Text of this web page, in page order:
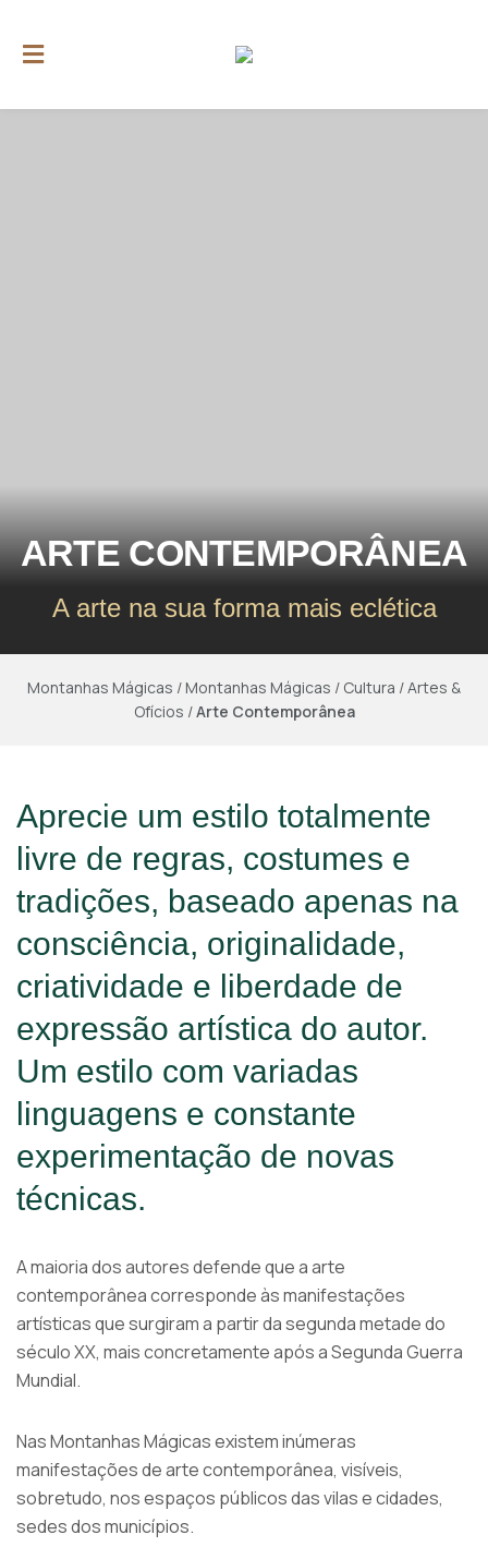
ARTE CONTEMPORÂNEA
A arte na sua forma mais eclética
Montanhas Mágicas /Montanhas Mágicas / Cultura /Artes &
Ofícios /Arte Contemporânea
Aprecie um estilo totalmente
livre de regras, costumes e
tradições, baseado apenas na
consciência, originalidade,
criatividade e liberdade de
expressão artística do autor.
Um estilo com variadas
linguagens e constante
experimentação de novas
técnicas.
A maioria dos autores defende que a arte
contemporânea corresponde às manifestações
artísticas que surgiram a partir da segunda metade do
século XX, mais concretamente após a Segunda Guerra
Mundial.
Nas Montanhas Mágicas existem inúmeras
manifestações de arte contemporânea, visíveis,
sobretudo, nos espaços públicos das vilas e cidades,
sedes dos municípios.